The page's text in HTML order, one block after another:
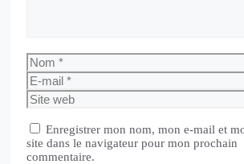
Nom
E-
mail
Site
web
Enregistrer mon nom, mon e-mail et
site dans le navigateur pour mon prochain
commentaire.